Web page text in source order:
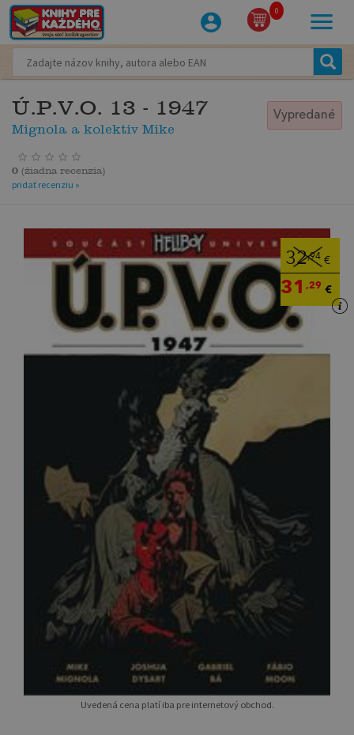
0
Ú.P.V.O. 13 - 1947
Mignola a kolektiv Mike
Vypredané
0 (žiadna recenzia)
pridať recenziu »
32,94 €
31,29 €
Uvedená cena platí iba pre internetový obchod.